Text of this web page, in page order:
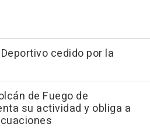
cedido por la
de Fuego de
su actividad y obliga a